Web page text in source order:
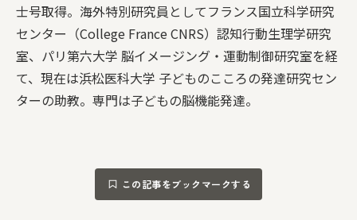
士号取得。海外特別研究員としてフランス国立科学研究
センター（College France CNRS）認知行動生理学研究
室、パリ第六大学 脳イメージング・運動制御研究室を経
て、現在は浜松医科大学 子どものこころの発達研究セン
ターの助教。専門は子どもの脳機能発達。
この記事をブックマークする